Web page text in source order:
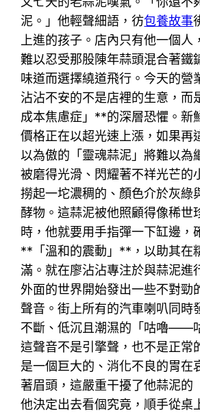
泥。」他輕聲細語，彷包養故事
上進的孩子。店內只有他一個人
難以忍受那股陳年蒜頭混合著鐵
味道而選擇繞道飛行。今天的營
沾沾不安的不是店裡的生意，而
成本焦慮症」**的深層恐懼。新
價格正在以超光速上漲，如果再
以為傲的「靈魂蒜泥」將難以為
被磨得光滑、閃耀著不祥光芒的
撈起一坨濃稠的、顏色介於灰綠
酵物。這蒜泥被他照顧得像稀世
時，他就要用手指彈一下缸邊，
**「溫和的震動」**，以助其在
滿。就在廖沾沾專注於與蒜泥進
外面的世界開始發出一些不對勁
聲音。街上所有的汽車喇叭同時
不斷、低沉且潮濕的「咕嚕——
這聲音不是引擎聲，也不是正常
是一個巨大的、消化不良的胃在
著眉頭，這嚴重干擾了他蒜泥的
他決定出去看個究竟，順手從桌